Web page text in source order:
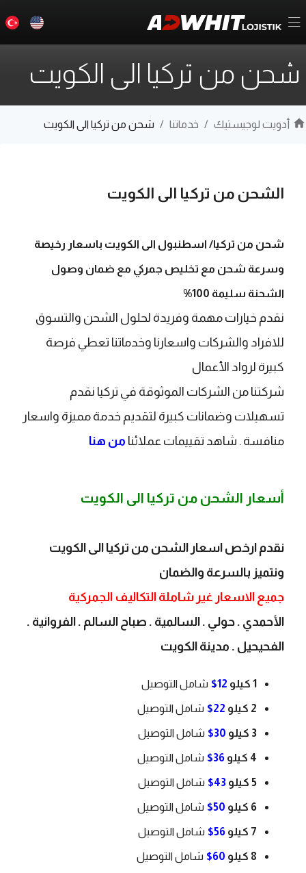
شحن من تركيا الى الكويت
أدويت لوجيستيك / خدماتنا / شحن من تركيا الى الكويت
الشحن من تركيا الى الكويت
شحن من تركيا/ اسطنبول الى الكويت باسعار رخيصة
وسرعة شحن مع تخليص جمركي مع ضمان وصول
الشحنة سليمة 100%
نقدم خيارات مهمة وفريدة لحلول الشحن والتسوق
للافراد والشركات واسعارنا وخدماتنا تعطي فرصة
كبيرة لرواد الأعمال
شركتنا من الشركات الموثوقة في تركيا نقدم
تسهيلات وضمانات كبيرة لتقديم خدمة مميزة واسعار
منافسة . شاهد تقييمات عملائنا من هنا
أسعار الشحن من تركيا الى الكويت
​نقدم ارخص اسعار الشحن من تركيا الى الكويت
ونتميز بالسرعة والضمان
جميع الاسعار غير شاملة التكاليف الجمركية
الأحمدي . حولي . السالمية . صباح السالم . الفروانية .
الفحيحيل . مدينة الكويت
1 كيلو 12$ شامل التوصيل
2 كيلو 22$ شامل التوصيل
3 كيلو 30$ شامل التوصيل
4 كيلو 36$ شامل التوصيل
5 كيلو 43$ شامل التوصيل
6 كيلو 50$ شامل التوصيل
7 كيلو 56$ شامل التوصيل
8 كيلو 60$ شامل التوصيل